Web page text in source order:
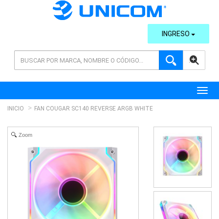
AVANZADA
INGRESO
INICIO FAN COUGAR SC140 REVERSE ARGB WHITE
Zoom